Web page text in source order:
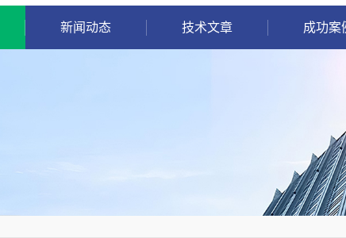
新闻动态 技术文章 成功案